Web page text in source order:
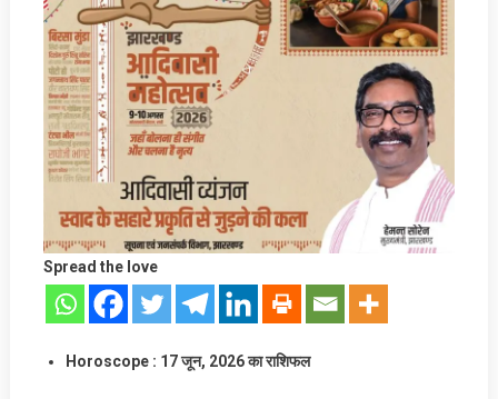
Spread the love
Horoscope: 17जून, 2026 का राशिफल